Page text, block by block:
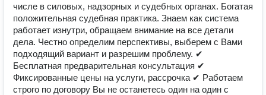
числе в силовых, надзорных и судебных органах. Богатая
положительная судебная практика. Знаем как система
работает изнутри, обращаем внимание на все детали
дела. Честно определим перспективы, выберем с Вами
подходящий вариант и разрешим проблему. ✔
Бесплатная предварительная консультация ✔
Фиксированные цены на услуги, рассрочка ✔ Работаем
строго по договору Вы не останетесь один на один с